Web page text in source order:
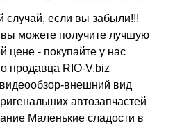
случай, если вы забыли!!!
можете получите лучшую
цене - покупайте у нас
продавца RIO-V.biz
внешний вид
автозапчастей
Маленькие сладости в